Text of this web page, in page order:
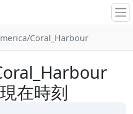
Coral_Harbour
在時刻